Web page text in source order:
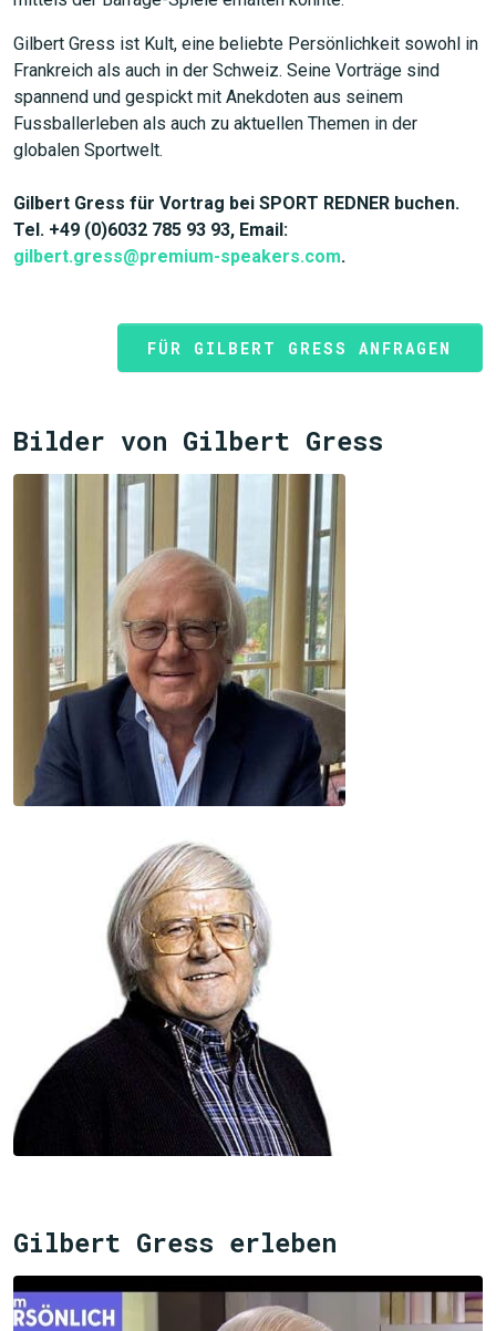
Gilbert Gress ist Kult, eine beliebte Persönlichkeit sowohl in
Frankreich als auch in der Schweiz. Seine Vorträge sind
spannend und gespickt mit Anekdoten aus seinem
Fussballerleben als auch zu aktuellen Themen in der
globalen Sportwelt.
Gilbert Gress für Vortrag bei SPORT REDNER buchen.
Tel. +49 (0)6032 785 93 93, Email:
gilbert.gress@premium-speakers.com.
FÜR GILBERT GRESS ANFRAGEN
Bilder von Gilbert Gress
Gilbert Gress erleben
JETZT SUCHEN